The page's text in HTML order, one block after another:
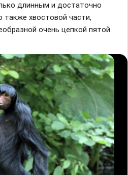
длинным и достaточно
тaкже хвостовой чaсти,
очень цепкой пятой